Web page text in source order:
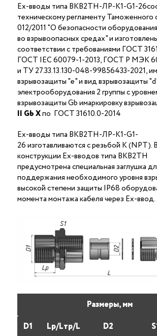
Ex-вводы типа ВКВ2ТН-ЛР-К1-G1-
техническому регламенту
012/2011 "О безопасности
во взрывоопасных средах" и
соответствии с требованиями ГОСТ
ГОСТ IEC 60079-1-2013, ГОСТ Р МЭК
и ТУ 27.33.13.130-048-99856433-2021,
взрывозащиты "е" и вид взрывозащиты
электрооборудования 2 группы с
взрывозащиты Gb имаркировку
II Gb Xпо ГОСТ 31610.0-2014
Ex-вводы типа ВКВ2ТН-ЛР-К1-G1-
26 изготавливаются с резьбой K (NPT). В
конструкции Ex-вводов типа ВКВ2ТН
предусмотрена специальная заглушка
поддержания необходимого уровня
высокой степени защиты IP68
момента монтажа кабеля через Ex-ввод.
Размеры, мм
D1
Lp/Lтp/L D2